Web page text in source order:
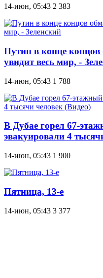
14-июн, 05:43 2 383
Путин в конце концов
увидит весь мир, -
14-июн, 05:43 1 788
В Дубае горел 67-
эвакуировали 4
14-июн, 05:43 1 900
Пятница, 13-е
14-июн, 05:43 3 377